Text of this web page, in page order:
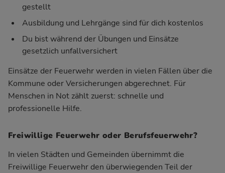
gestellt
Ausbildung und Lehrgänge sind für dich kostenlos
Du bist während der Übungen und Einsätze
gesetzlich unfallversichert
Einsätze der Feuerwehr werden in vielen Fällen über die
Kommune oder Versicherungen abgerechnet. Für
Menschen in Not zählt zuerst: schnelle und
professionelle Hilfe.
Freiwillige Feuerwehr oder Berufsfeuerwehr?
In vielen Städten und Gemeinden übernimmt die
Freiwillige Feuerwehr den überwiegenden Teil der